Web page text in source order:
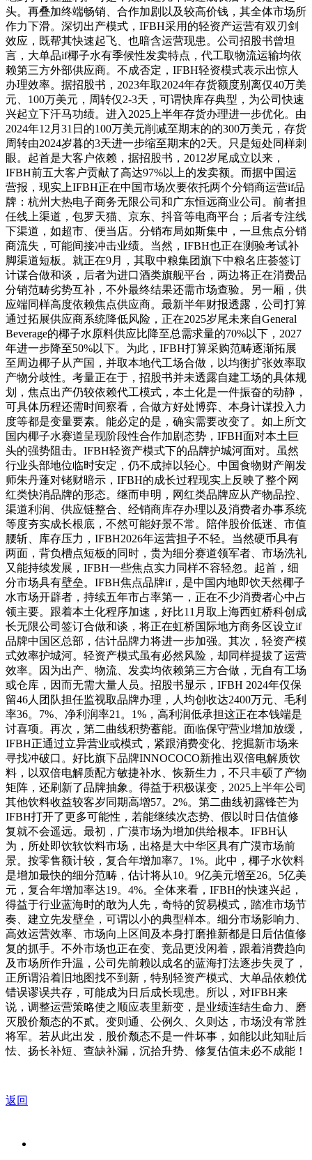
头。再叠加终端畅销、合作加剧以及较高价钱，其全体市场所
作力下滑。深切出产模式，IFBH采用的轻资产运营有双刃剑
效应，既帮其快速起飞、也暗含运营现患。公司招股书曾坦
言，大单品if椰子水有季候性发卖特点，代工取物流运输均依
赖第三方外部供应商。不成否定，IFBH轻资模式表示出惊人
办理效率。据招股书，2023年取2024年存货额度别离仅40万美
元、100万美元，周转仅2-3天，可谓快库存典型，为公司快速
兴起立下汗马功绩。进入2025上半年存货办理进一步优化。由
2024年12月31日的100万美元削减至期末的的300万美元，存货
周转由2024岁暮的3天进一步缩至期末的2天。只是短处同样刺
眼。起首是大客户依赖，据招股书，2012岁尾成立以来，
IFBH前五大客户贡献了高达97%以上的发卖额。而据中国运
营报，现实上IFBH正在中国市场次要依托两个分销商运营if品
牌：杭州大热电子商务无限公司和广东恒远商业公司。前者担
任线上渠道，包罗天猫、京东、抖音等电商平台；后者专注线
下渠道，如超市、便当店。分销布局如斯集中，一旦焦点分销
商流失，可能间接冲击业绩。当然，IFBH也正在测验考试补
脚渠道短板。就正在9月，其取中粮集团旗下中粮名庄荟签订
计谋合做和谈，后者为进口酒类旗舰平台，两边将正在消费品
分销范畴劣势互补，不外最终结果还需市场查验。另一厢，供
应端同样高度依赖焦点供应商。最新半年财报透露，公司打算
通过拓展供应商系统降低风险，正在2025岁尾未来自General
Beverage的椰子水原料供应比降至总需求量的70%以下，2027
年进一步降至50%以下。为此，IFBH打算采购范畴逐渐拓展
至周边椰子从产国，并取本地代工场合做，以均衡扩张效率取
产物分歧性。考量正在于，招股书并未透露自建工场的具体规
划，焦点出产仍较依赖代工模式，本土化是一件振奋的动静，
可具体历程还需时间察看，合做方好处博弈、本身计谋投入力
度等都是变量要素。能必定的是，确实需要改变了。如上所文
国内椰子水赛道呈现阶段性合作加剧态势，IFBH面对本土巨
头的强势阻击。IFBH轻资产模式下的品牌护城河面对。虽然
行业头部地位临时安定，仍不成掉以轻心。中国食物财产阐发
师朱丹蓬对铑财暗示，IFBH的成长过程现实上反映了整个网
红类快消品牌的形态。继而申明，网红类品牌应从产物品控、
渠道利润、供应链整合、经销商库存办理以及消费者办事系统
等度夯实成长根底，不然可能好景不常。陪伴股价低迷、市值
腰斩、库存压力，IFBH2026年运营担子不轻。当然硬币具有
两面，背负槽点短板的同时，贵为细分赛道领军者、市场洗礼
又能持续发展，IFBH一些焦点实力同样不容轻忽。起首，细
分市场具有壁垒。IFBH焦点品牌if，是中国内地即饮天然椰子
水市场开辟者，持续五年市占率第一，正在不少消费者心中占
领主要。跟着本土化程序加速，好比11月取上海西虹桥科创成
长无限公司签订合做和谈，将正在虹桥国际地方商务区设立if
品牌中国区总部，估计品牌力将进一步加强。其次，轻资产模
式效率护城河。轻资产模式虽有必然风险，却同样提拔了运营
效率。因为出产、物流、发卖均依赖第三方合做，无自有工场
或仓库，因而无需大量人员。招股书显示，IFBH 2024年仅保
留46人团队担任监视取品牌办理，人均创收达2400万元、毛利
率36。7%、净利润率21。1%，高利润低承担这正在本钱端是
讨喜项。再次，第二曲线积势蓄能。面临保守营业增加放缓，
IFBH正通过立异营业或模式，紧跟消费变化、挖掘新市场来
寻找冲破口。好比旗下品牌INNOCOCO新推出双倍电解质饮
料，以双倍电解质配方敏捷补水、恢新生力，不只丰硕了产物
矩阵，还刷新了品牌抽象。得益于积极谋变，2025上半年公司
其他饮料收益较客岁同期高增57。2%。第二曲线初露锋芒为
IFBH打开了更多可能性，若能继续次态势、假以时日估值修
复就不会遥远。最初，广漠市场为增加供给根本。IFBH认
为，所处即饮软饮料市场，出格是大中华区具有广漠市场前
景。按零售额计较，复合年增加率7。1%。此中，椰子水饮料
是增加最快的细分范畴，估计将从10。9亿美元增至26。5亿美
元，复合年增加率达19。4%。全体来看，IFBH的快速兴起，
得益于行业蓝海时的敢为人先，奇特的贸易模式，踏准市场节
奏、建立先发壁垒，可谓以小的典型样本。细分市场影响力、
高效运营效率、市场向上区间及本身打磨推新都是日后估值修
复的抓手。不外市场也正在变、竞品更没闲着，跟着消费趋向
及市场所作升温，公司先前赖以成名的蓝海打法逐步失灵了，
正所谓沿着旧地图找不到新，特别轻资产模式、大单品依赖优
错误谬误共存，可能成为日后成长现患。所以，对IFBH来
说，调整运营策略使之顺应表里新变，是业绩连结生命力、磨
灭股价颓态的不贰。变则通、公例久、久则达，市场没有常胜
将军。若从此出发，股价颓态不是一件坏事，如能以此知耻后
怯、扬长补短、查缺补漏，沉拾升势、修复估值未必不成能！
返回